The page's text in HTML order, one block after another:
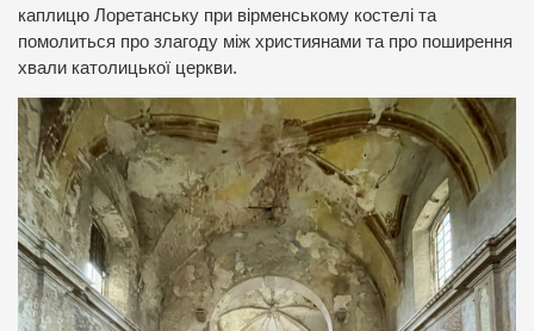
каплицю Лоретанську при вірменському костелі та
помолиться про злагоду між християнами та про поширення
хвали католицької церкви.